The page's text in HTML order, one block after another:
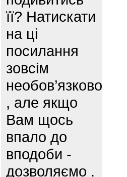
її? Натискати
на ці
посилання
зовсім
необов’язково
, але якщо
Вам щось
впало до
вподоби -
дозволяємо .